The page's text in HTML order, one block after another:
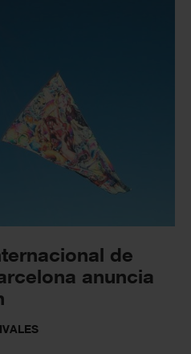
de
anuncia